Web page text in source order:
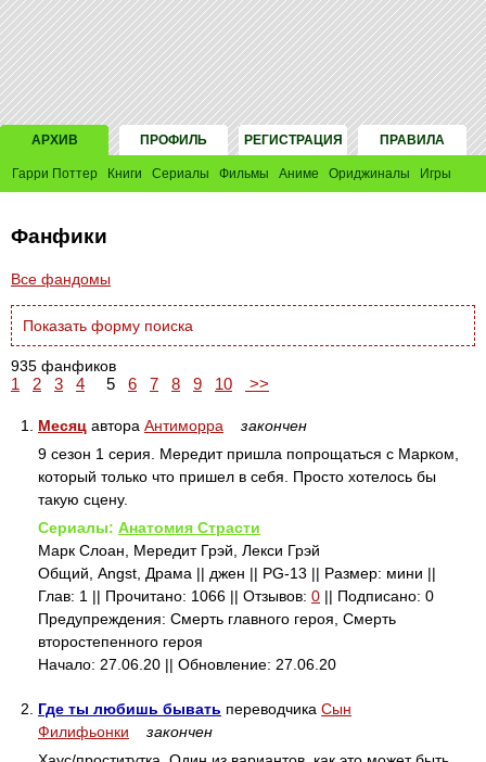
АРХИВ ПРОФИЛЬ РЕГИСТРАЦИЯ ПРАВИЛА
Гарри Поттер Книги Сериалы Фильмы Аниме Ориджиналы Игры
Фанфики
Все фандомы
935 фанфиков
1 2 3 4 5 6 7 8 9 10 >>
1. Месяц автора Антиморра
закончен
9 сезон 1 серия. Мередит пришла попрощаться с Марком,
который только что пришел в себя. Просто хотелось бы
такую сцену.
Сериалы: Анатомия Страсти
Марк Слоан, Мередит Грэй, Лекси Грэй
Общий, Angst, Драма || джен || PG-13 || Размер: мини ||
Глав: 1 || Прочитано: 1066 || Отзывов: 0 || Подписано: 0
Предупреждения: Смерть главного героя, Смерть
второстепенного героя
Начало: 27.06.20 || Обновление: 27.06.20
2. Где ты любишь бывать переводчика Сын
Филифьонки
закончен
Показать форму поиска